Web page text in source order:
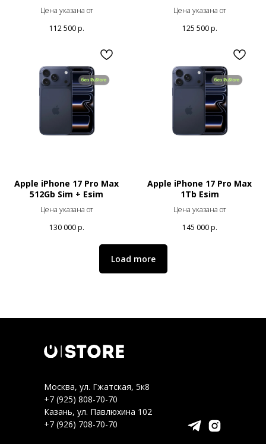
Цена указана от
112 500 р.
Цена указана от
125 500 р.
Apple iPhone 17 Pro Max
512Gb Sim + Esim
Цена указана от
130 000 р.
Apple iPhone 17 Pro Max
1Tb Esim
Цена указана от
145 000 р.
Load more
Москва, ул. Гжатская, 5к8
+7 (925) 808-70-70
Казань, ул. Павлюхина 102
+7 (926) 708-70-70